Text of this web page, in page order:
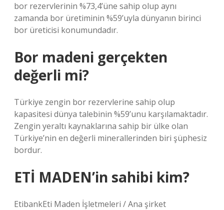
bor rezervlerinin %73,4’üne sahip olup aynı
zamanda bor üretiminin %59’uyla dünyanın birinci
bor üreticisi konumundadır.
Bor madeni gerçekten
değerli mi?
Türkiye zengin bor rezervlerine sahip olup
kapasitesi dünya talebinin %59’unu karşılamaktadır.
Zengin yeraltı kaynaklarına sahip bir ülke olan
Türkiye’nin en değerli minerallerinden biri şüphesiz
bordur.
ETİ MADEN’in sahibi kim?
EtibankEti Maden İşletmeleri / Ana şirket